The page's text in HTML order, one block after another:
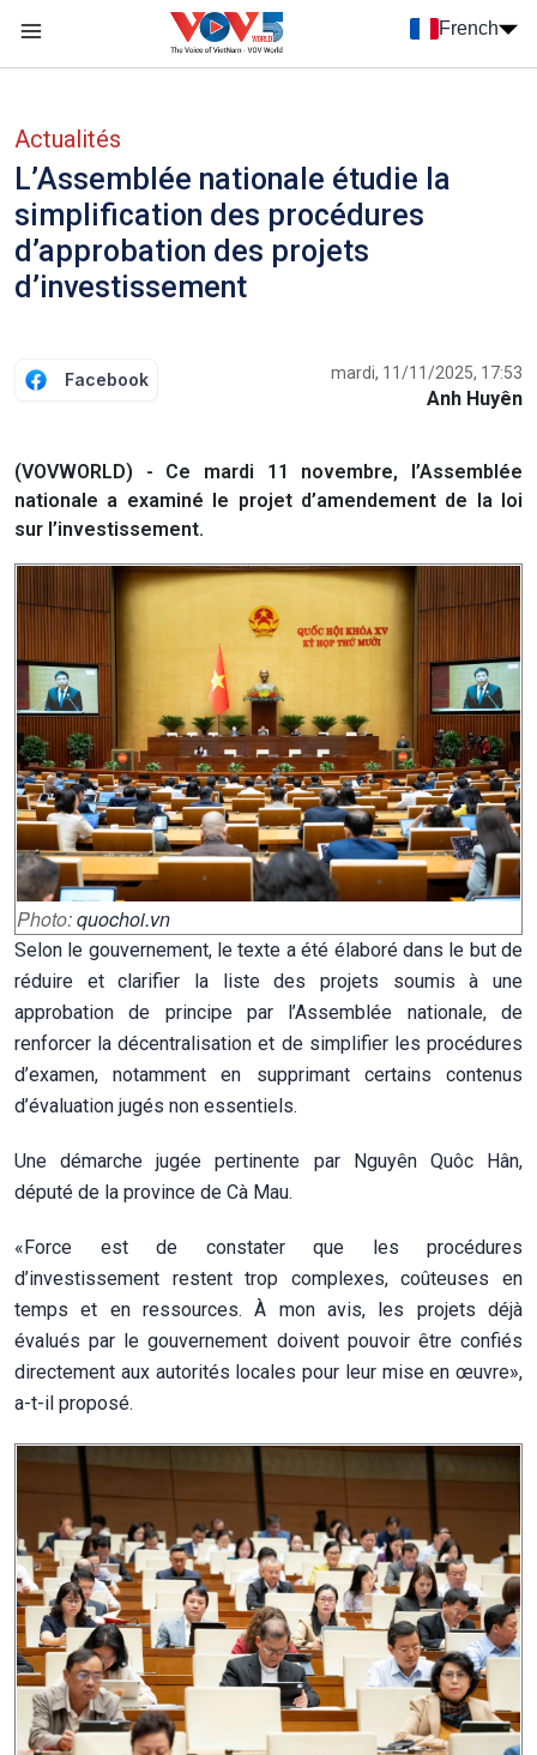
French
Actualités
L’Assemblée nationale étudie la
simplification des procédures
d’approbation des projets
d’investissement
Facebook mardi, 11/11/2025, 17:53
Anh Huyên
(VOVWORLD) - Ce mardi 11 novembre, l’Assemblée
nationale a examiné le projet d’amendement de la loi
sur l’investissement.
Photo:quochoi.vn
Selon le gouvernement, le texte a été élaboré dans le but de
réduire et clarifier la liste des projets soumis à une
approbation de principe par l’Assemblée nationale, de
renforcer la décentralisation et de simplifier les procédures
d’examen, notamment en supprimant certains contenus
d’évaluation jugés non essentiels.
Une démarche jugée pertinente par Nguyên Quôc Hân,
député de la province de Cà Mau.
«Force est de constater que les procédures
d’investissement restent trop complexes, coûteuses en
temps et en ressources. À mon avis, les projets déjà
évalués par le gouvernement doivent pouvoir être confiés
directement aux autorités locales pour leur mise en œuvre»,
a-t-il proposé.